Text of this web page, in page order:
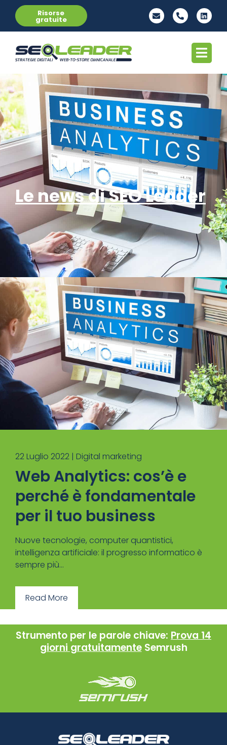
Risorse
gratuite
Le news di SEO Leader
22 Luglio 2022 | Digital marketing
Web Analytics: cos’è e
perché è fondamentale
per il tuo business
Nuove tecnologie, computer quantistici,
intelligenza artificiale: il progresso informatico è
sempre più...
Read More
Strumento per le parole chiave: Prova 14
giorni gratuitamente Semrush